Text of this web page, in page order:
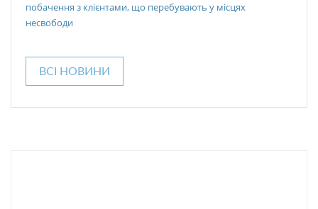
побачення з клієнтами, що перебувають у місцях
несвободи
ВСІ НОВИНИ